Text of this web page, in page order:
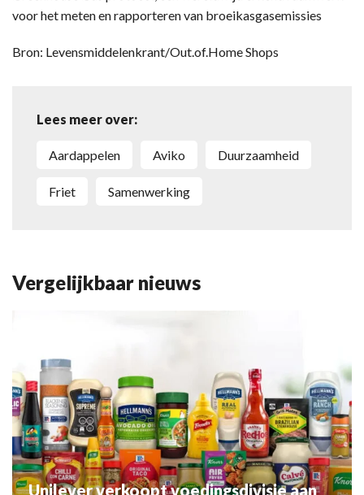
voor het meten en rapporteren van broeikasgasemissies
Bron: Levensmiddelenkrant/Out.of.Home Shops
Lees meer over:
Aardappelen Aviko Duurzaamheid
Friet Samenwerking
Vergelijkbaar nieuws
Unilever verkoopt voedingsdivisie aan